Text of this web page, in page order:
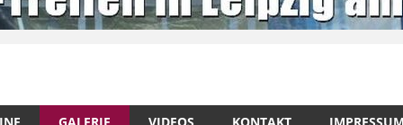
GALERIE VIDEOS KONTAKT